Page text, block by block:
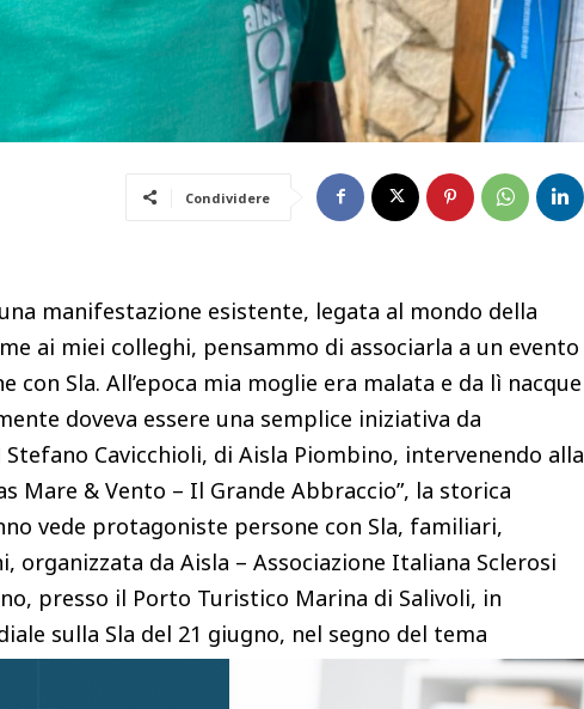
Condividere
manifestazione esistente, legata al mondo della
ai miei colleghi, pensammo di associarla a un evento
con Sla. All’epoca mia moglie era malata e da lì nacque
doveva essere una semplice iniziativa da
Stefano Cavicchioli, di Aisla Piombino, intervenendo alla
Mare & Vento – Il Grande Abbraccio”, la storica
vede protagoniste persone con Sla, familiari,
da Aisla – Associazione Italiana Sclerosi
presso il Porto Turistico Marina di Salivoli, in
sulla Sla del 21 giugno, nel segno del tema